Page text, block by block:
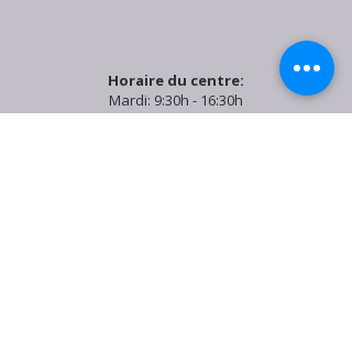
Horaire du centre:
Mardi: 9:30h - 16:30h
Jeudi: 9:30h - 19:00h